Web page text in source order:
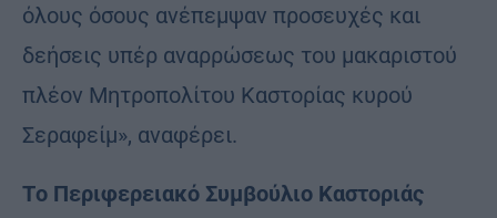
όλους όσους ανέπεμψαν προσευχές και
δεήσεις υπέρ αναρρώσεως του μακαριστού
πλέον Μητροπολίτου Καστορίας κυρού
Σεραφείμ», αναφέρει.
Tο Περιφερειακό Συμβούλιο Καστοριάς